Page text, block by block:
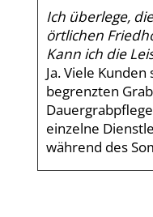
Ich überlege,
örtlichen
Kann ich die
Ja. Viele
begrenzten
einzelne
während des